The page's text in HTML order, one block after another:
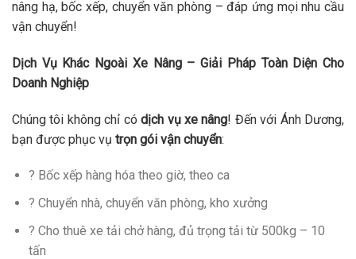
nâng hạ, bốc xếp, chuyển văn phòng – đáp ứng mọi nhu cầu
vận chuyển!
Dịch Vụ Khác Ngoài Xe Nâng – Giải Pháp Toàn Diện Cho
Doanh Nghiệp
Chúng tôi không chỉ códịch vụ xe nâng! Đến với Ánh Dương,
bạn được phục vụ trọn gói vận chuyển:
? Bốc xếp hàng hóa theo giờ, theo ca
? Chuyển nhà, chuyển văn phòng, kho xưởng
? Cho thuê xe tải chở hàng, đủ trọng tải từ 500kg – 10
tấn